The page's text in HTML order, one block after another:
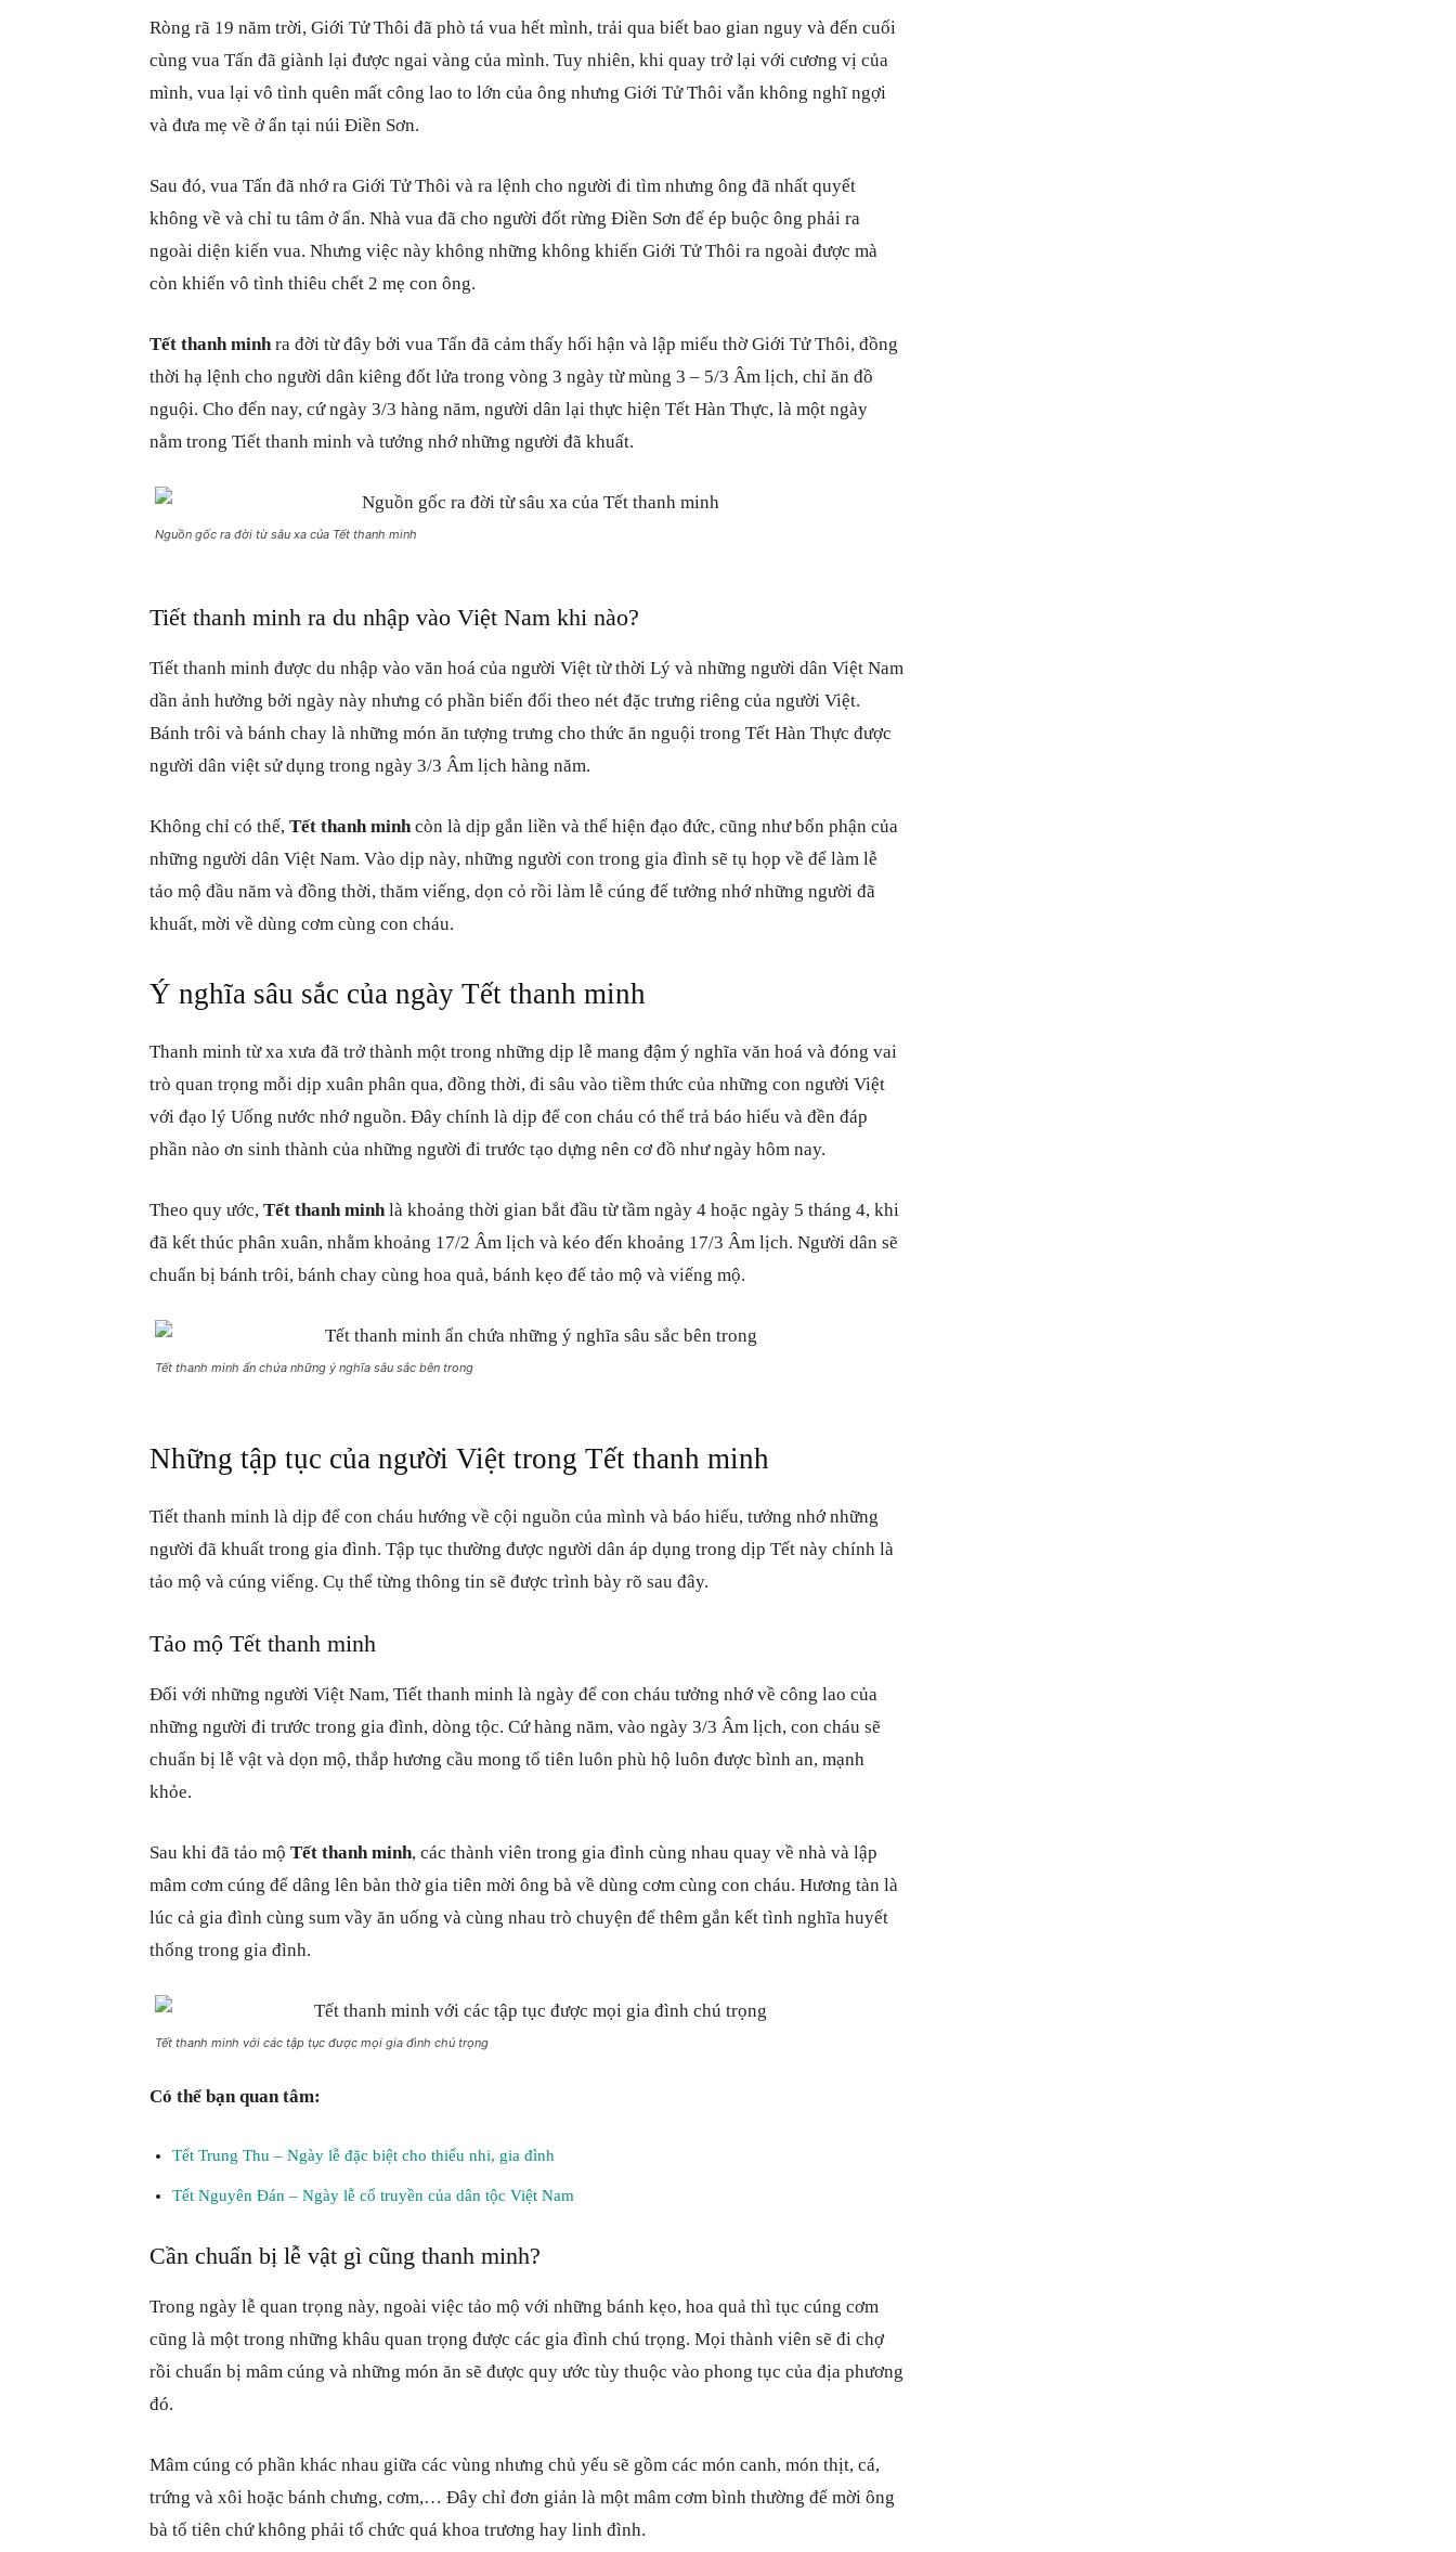
vi
Ròng rã 19 năm trời, Giới Tử Thôi đã phò tá vua hết mình, trải qua biết bao gian nguy và đến cuối
cùng vua Tấn đã giành lại được ngai vàng của mình. Tuy nhiên, khi quay trở lại với cương vị của
mình, vua lại vô tình quên mất công lao to lớn của ông nhưng Giới Tử Thôi vẫn không nghĩ ngợi
và đưa mẹ về ở ẩn tại núi Điền Sơn.
Sau đó, vua Tấn đã nhớ ra Giới Tử Thôi và ra lệnh cho người đi tìm nhưng ông đã nhất quyết
không về và chỉ tu tâm ở ẩn. Nhà vua đã cho người đốt rừng Điền Sơn để ép buộc ông phải ra
ngoài diện kiến vua. Nhưng việc này không những không khiến Giới Tử Thôi ra ngoài được mà
còn khiến vô tình thiêu chết 2 mẹ con ông.
Tết thanh minh ra đời từ đây bởi vua Tấn đã cảm thấy hối hận và lập miếu thờ Giới Tử Thôi, đồng
thời hạ lệnh cho người dân kiêng đốt lửa trong vòng 3 ngày từ mùng 3 – 5/3 Âm lịch, chỉ ăn đồ
nguội. Cho đến nay, cứ ngày 3/3 hàng năm, người dân lại thực hiện Tết Hàn Thực, là một ngày
nằm trong Tiết thanh minh và tưởng nhớ những người đã khuất.
Nguồn gốc ra đời từ sâu xa của Tết thanh minh
Tiết thanh minh ra du nhập vào Việt Nam khi nào?
Tiết thanh minh được du nhập vào văn hoá của người Việt từ thời Lý và những người dân Việt Nam
dần ảnh hưởng bởi ngày này nhưng có phần biến đổi theo nét đặc trưng riêng của người Việt.
Bánh trôi và bánh chay là những món ăn tượng trưng cho thức ăn nguội trong Tết Hàn Thực được
người dân việt sử dụng trong ngày 3/3 Âm lịch hàng năm.
Không chỉ có thế, Tết thanh minh còn là dịp gắn liền và thể hiện đạo đức, cũng như bổn phận của
những người dân Việt Nam. Vào dịp này, những người con trong gia đình sẽ tụ họp về để làm lễ
tảo mộ đầu năm và đồng thời, thăm viếng, dọn cỏ rồi làm lễ cúng để tưởng nhớ những người đã
khuất, mời về dùng cơm cùng con cháu.
Ý nghĩa sâu sắc của ngày Tết thanh minh
Thanh minh từ xa xưa đã trở thành một trong những dịp lễ mang đậm ý nghĩa văn hoá và đóng vai
trò quan trọng mỗi dịp xuân phân qua, đồng thời, đi sâu vào tiềm thức của những con người Việt
với đạo lý Uống nước nhớ nguồn. Đây chính là dịp để con cháu có thể trả báo hiếu và đền đáp
phần nào ơn sinh thành của những người đi trước tạo dựng nên cơ đồ như ngày hôm nay.
Theo quy ước, Tết thanh minh là khoảng thời gian bắt đầu từ tầm ngày 4 hoặc ngày 5 tháng 4, khi
đã kết thúc phân xuân, nhằm khoảng 17/2 Âm lịch và kéo đến khoảng 17/3 Âm lịch. Người dân sẽ
chuẩn bị bánh trôi, bánh chay cùng hoa quả, bánh kẹo để tảo mộ và viếng mộ.
Tết thanh minh ẩn chứa những ý nghĩa sâu sắc bên trong
Những tập tục của người Việt trong Tết thanh minh
Tiết thanh minh là dịp để con cháu hướng về cội nguồn của mình và báo hiếu, tưởng nhớ những
người đã khuất trong gia đình. Tập tục thường được người dân áp dụng trong dịp Tết này chính là
tảo mộ và cúng viếng. Cụ thể từng thông tin sẽ được trình bày rõ sau đây.
Tảo mộ Tết thanh minh
Đối với những người Việt Nam, Tiết thanh minh là ngày để con cháu tưởng nhớ về công lao của
những người đi trước trong gia đình, dòng tộc. Cứ hàng năm, vào ngày 3/3 Âm lịch, con cháu sẽ
chuẩn bị lễ vật và dọn mộ, thắp hương cầu mong tổ tiên luôn phù hộ luôn được bình an, mạnh
khỏe.
Sau khi đã tảo mộ Tết thanh minh, các thành viên trong gia đình cùng nhau quay về nhà và lập
mâm cơm cúng để dâng lên bàn thờ gia tiên mời ông bà về dùng cơm cùng con cháu. Hương tàn là
lúc cả gia đình cùng sum vầy ăn uống và cùng nhau trò chuyện để thêm gắn kết tình nghĩa huyết
thống trong gia đình.
Tết thanh minh với các tập tục được mọi gia đình chú trọng
Có thể bạn quan tâm:
Tết Trung Thu – Ngày lễ đặc biệt cho thiếu nhi, gia đình
Tết Nguyên Đán – Ngày lễ cổ truyền của dân tộc Việt Nam
Cần chuẩn bị lễ vật gì cũng thanh minh?
Trong ngày lễ quan trọng này, ngoài việc tảo mộ với những bánh kẹo, hoa quả thì tục cúng cơm
cũng là một trong những khâu quan trọng được các gia đình chú trọng. Mọi thành viên sẽ đi chợ
rồi chuẩn bị mâm cúng và những món ăn sẽ được quy ước tùy thuộc vào phong tục của địa phương
đó.
Mâm cúng có phần khác nhau giữa các vùng nhưng chủ yếu sẽ gồm các món canh, món thịt, cá,
trứng và xôi hoặc bánh chưng, cơm,… Đây chỉ đơn giản là một mâm cơm bình thường để mời ông
bà tổ tiên chứ không phải tổ chức quá khoa trương hay linh đình.